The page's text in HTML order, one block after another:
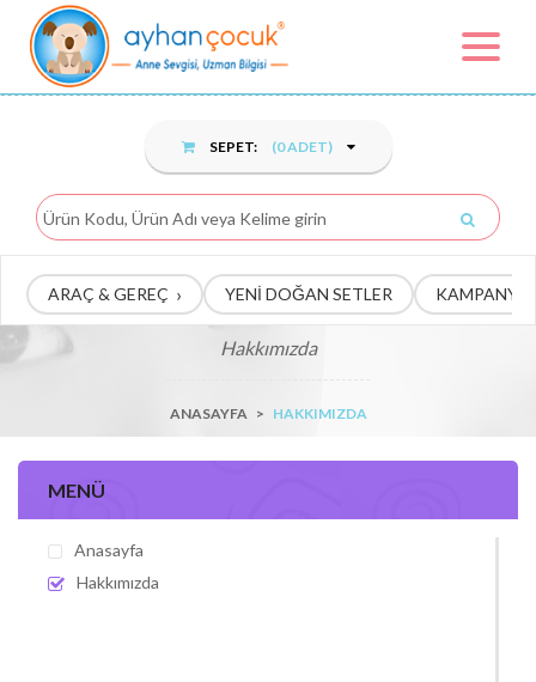
Toggle
SEPET: (0ADET)
ARAÇ & GEREÇ › YENİ DOĞAN SETLER
Hakkımızda
ANASAYFA > HAKKIMIZDA
MENÜ
Anasayfa
Hakkımızda